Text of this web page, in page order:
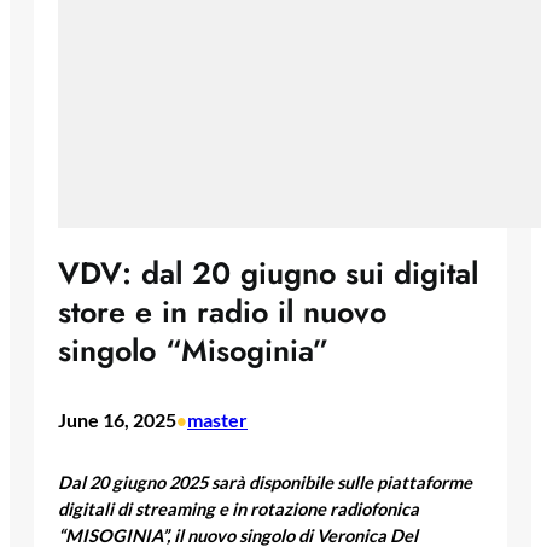
VDV: dal 20 giugno sui digital
store e in radio il nuovo
singolo “Misoginia”
June 16, 2025•master
Dal 20 giugno 2025 sarà disponibile sulle piattaforme
digitali di streaming e in rotazione radiofonica
“MISOGINIA”, il nuovo singolo di Veronica Del